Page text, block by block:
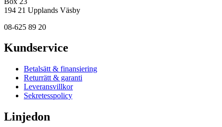
194 21 Upplands Väsby
08-625 89 20
Kundservice
Betalsätt & finansiering
Returrätt & garanti
Leveransvillkor
Sekretesspolicy
Linjedon